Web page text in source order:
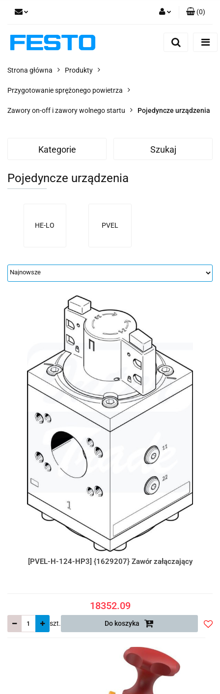
(0)
Strona główna Produkty
Przygotowanie sprężonego powietrza
Zawory on-off i zawory wolnego startu Pojedyncze urządzenia
Kategorie Szukaj
Pojedyncze urządzenia
HE-LO PVEL
[PVEL-H-124-HP3] {1629207} Zawór załączający
18352.09
szt. Do koszyka